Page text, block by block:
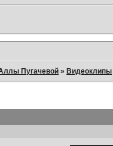
Пугачевой »Видеоклипы